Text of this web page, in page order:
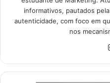
informativos, pautados
autenticidade, com foco em
nos